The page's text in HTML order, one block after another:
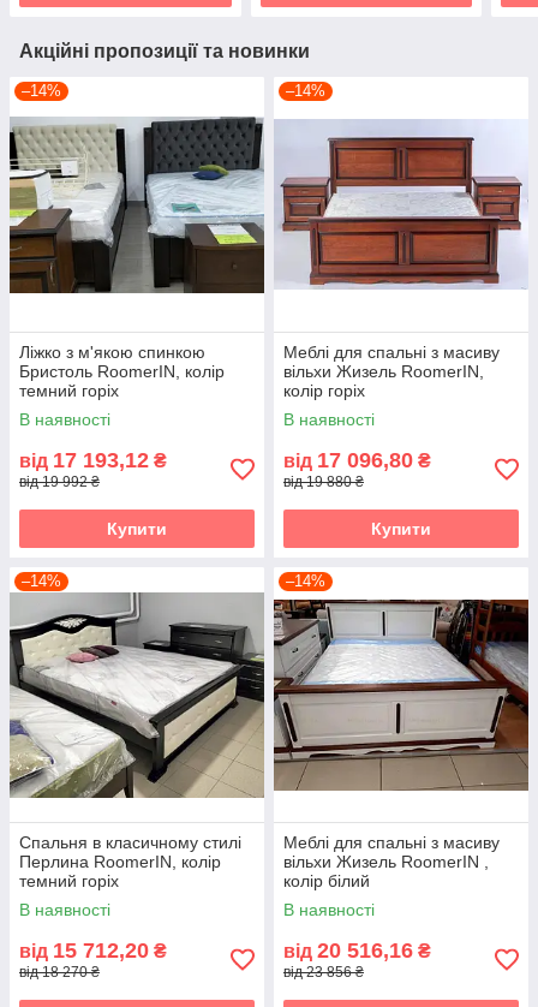
Акційні пропозиції та новинки
–14%
Ліжко з м'якою спинкою
Бристоль RoomerIN, колір
темний горіх
В наявності
від 17 193,12 ₴
від 19 992 ₴
Купити
–14%
Меблі для спальні з масиву
вільхи Жизель RoomerIN,
колір горіх
В наявності
від 17 096,80 ₴
від 19 880 ₴
Купити
–14%
Спальня в класичному стилі
Перлина RoomerIN, колір
темний горіх
В наявності
від 15 712,20 ₴
від 18 270 ₴
–14%
Меблі для спальні з масиву
вільхи Жизель RoomerIN ,
колір білий
В наявності
від 20 516,16 ₴
від 23 856 ₴